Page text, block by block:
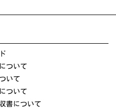
ついて
いて
ついて
書について